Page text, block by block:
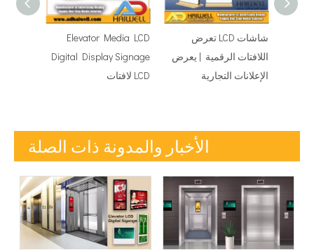
Elevator Media LCD
Digital Display Signage
LCD لافتات
شاشات LCD تعرض
اللافتات الرقمية | يعرض
الإعلانات التجارية
الأخبار والمدونة ذات الصلة